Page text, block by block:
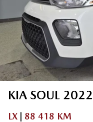
KIA SOUL 2022
LX 88 418 KM